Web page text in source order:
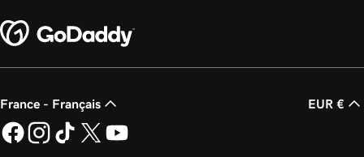
France - Français EUR €